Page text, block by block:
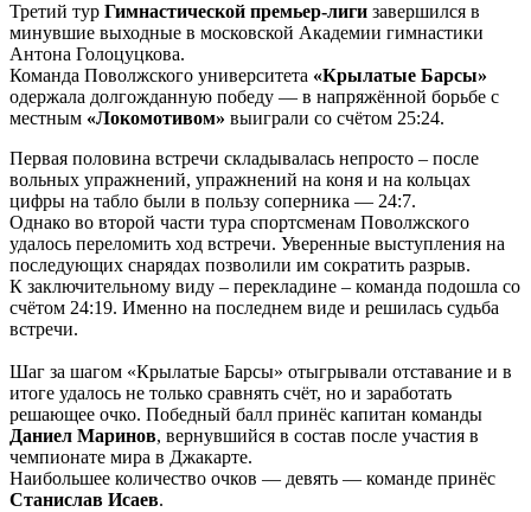
Третий тур Гимнастической премьер-лиги завершился в
минувшие выходные в московской Академии гимнастики
Антона Голоцуцкова.
Команда Поволжского университета «Крылатые Барсы»
одержала долгожданную победу — в напряжённой борьбе с
местным «Локомотивом» выиграли со счётом 25:24.
Первая половина встречи складывалась непросто – после
вольных упражнений, упражнений на коня и на кольцах
цифры на табло были в пользу соперника — 24:7.
Однако во второй части тура спортсменам Поволжского
удалось переломить ход встречи. Уверенные выступления на
последующих снарядах позволили им сократить разрыв.
К заключительному виду – перекладине – команда подошла со
счётом 24:19. Именно на последнем виде и решилась судьба
встречи.
Шаг за шагом «Крылатые Барсы» отыгрывали отставание и в
итоге удалось не только сравнять счёт, но и заработать
решающее очко. Победный балл принёс капитан команды
Даниел Маринов, вернувшийся в состав после участия в
чемпионате мира в Джакарте.
Наибольшее количество очков — девять — команде принёс
Станислав Исаев.